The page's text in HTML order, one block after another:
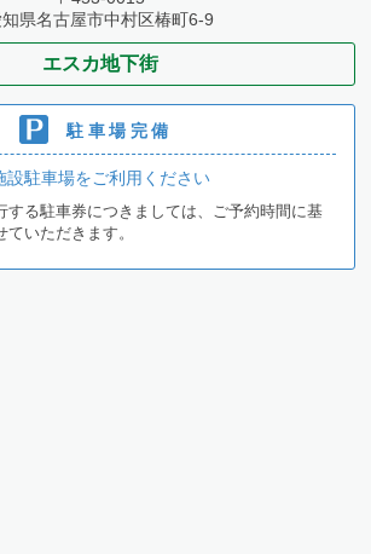
県名古屋市中村区椿町6-9
エスカ地下街
駐車場完備
設駐車場をご利用ください
する駐車券につきましては、ご予約時間に基
いただきます。